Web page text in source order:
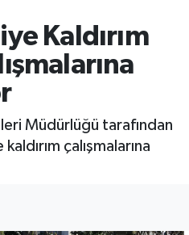
Kaldırım
Müdürlüğü tarafından
çalışmalarına
Haritası
ve Fikstür